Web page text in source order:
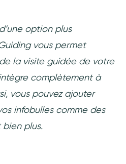
option plus
vous permet
la visite guidée de votre
complètement à
vous pouvez ajouter
infobulles comme des
plus.